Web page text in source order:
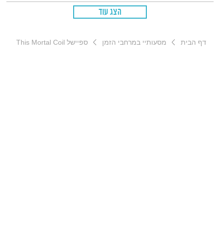
הצג עוד
דף הבית מסעותיי במרחבי הזמן ספיישל This Mortal Coil